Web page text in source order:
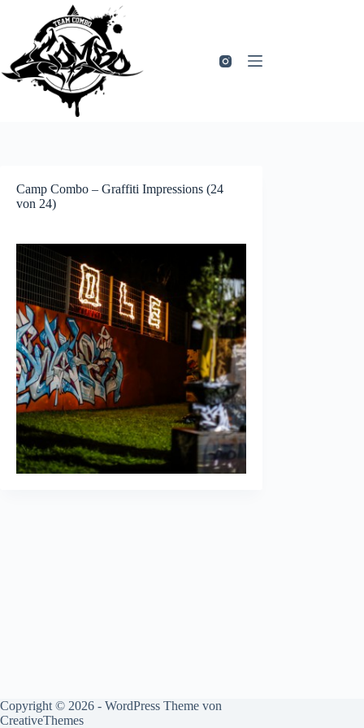
springen
Camp Combo – Graffiti Impressions (24
von 24)
Copyright © 2026 - WordPress Theme von
CreativeThemes